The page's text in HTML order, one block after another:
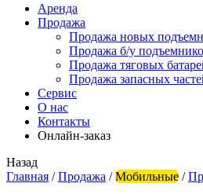
Аренда
Продажа
Продажа новых
Продажа б/у
Продажа тяговых
Продажа запасных
Сервис
О нас
Контакты
Онлайн-заказ
Назад
Главная / Продажа / Мобильные /